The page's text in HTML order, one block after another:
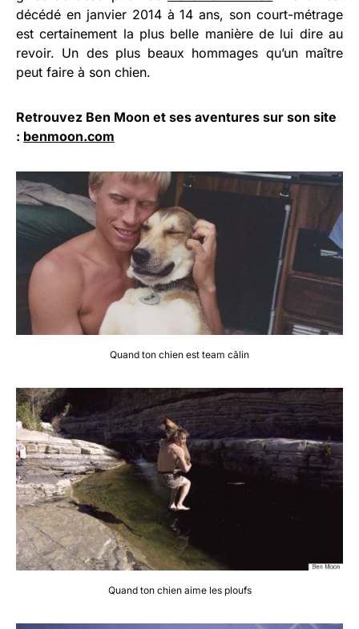
décédé en janvier 2014 à 14 ans, son court-métrage
est certainement la plus belle manière de lui dire au
revoir. Un des plus beaux hommages qu’un maître
peut faire à son chien.
Retrouvez Ben Moon et ses aventures sur son site
: benmoon.com
Quand ton chien est team câlin
Quand ton chien aime les ploufs